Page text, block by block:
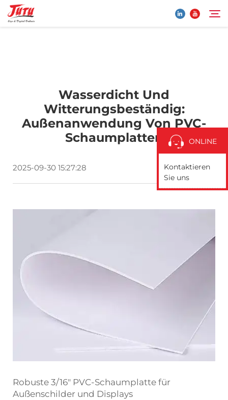
Über Uns
Neuigkeiten
ONLINE
Kontaktieren
Sie uns
Wasserdicht Und
Witterungsbeständig:
Außenanwendung Von PVC-
Schaumplatten
2025-09-30 15:27:28
Robuste 3/16" PVC-Schaumplatte für
Außenschilder und Displays